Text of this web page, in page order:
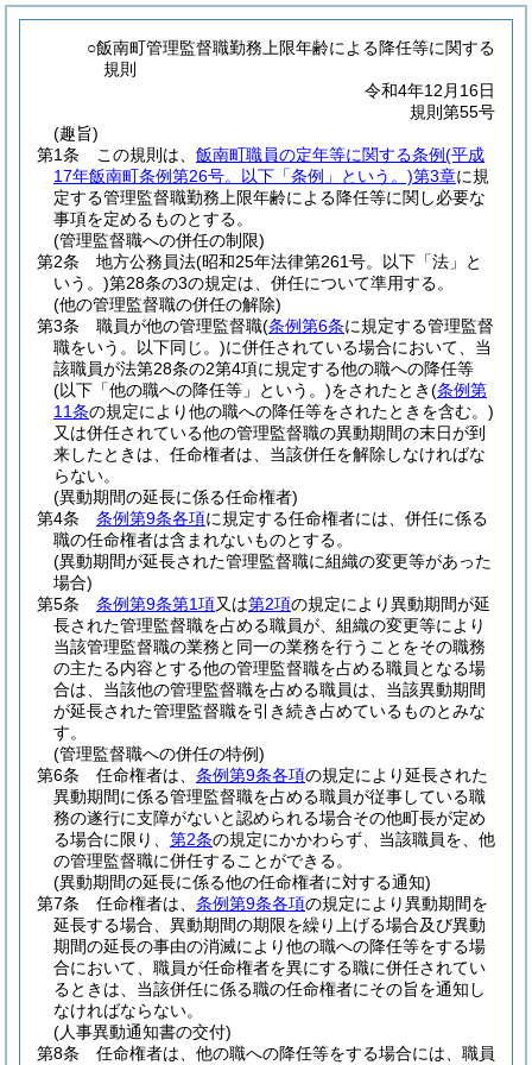
○飯南町管理監督職勤務上限年齢による降任等に関する
規則
令和4年12月16日
規則第55号
(趣旨)
第1条
この規則は、 飯南町職員の定年等に関する条例(平成
17年飯南町条例第26号。以下「条例」という。)第3章に規
定する管理監督職勤務上限年齢による降任等に関し必要な
事項を定めるものとする。
(管理監督職への併任の制限)
第2条
地方公務員法(昭和25年法律第261号。以下「法」と
いう。)第28条の3の規定は、併任について準用する。
(他の管理監督職の併任の解除)
第3条
職員が他の管理監督職(条例第6条に規定する管理監督
職をいう。以下同じ。)に併任されている場合において、当
該職員が法第28条の2第4項に規定する他の職への降任等
(以下「他の職への降任等」という。)をされたとき(条例第
11条の規定により他の職への降任等をされたときを含む。)
又は併任されている他の管理監督職の異動期間の末日が到
来したときは、任命権者は、当該併任を解除しなければな
らない。
(異動期間の延長に係る任命権者)
第4条
条例第9条各項に規定する任命権者には、併任に係る
職の任命権者は含まれないものとする。
(異動期間が延長された管理監督職に組織の変更等があった
場合)
第5条
条例第9条第1項又は第2項の規定により異動期間が延
長された管理監督職を占める職員が、組織の変更等により
当該管理監督職の業務と同一の業務を行うことをその職務
の主たる内容とする他の管理監督職を占める職員となる場
合は、当該他の管理監督職を占める職員は、当該異動期間
が延長された管理監督職を引き続き占めているものとみな
す。
(管理監督職への併任の特例)
第6条
任命権者は、 条例第9条各項の規定により延長された
異動期間に係る管理監督職を占める職員が従事している職
務の遂行に支障がないと認められる場合その他町長が定め
る場合に限り、 第2条の規定にかかわらず、当該職員を、他
の管理監督職に併任することができる。
(異動期間の延長に係る他の任命権者に対する通知)
第7条
任命権者は、 条例第9条各項の規定により異動期間を
延長する場合、異動期間の期限を繰り上げる場合及び異動
期間の延長の事由の消滅により他の職への降任等をする場
合において、職員が任命権者を異にする職に併任されてい
るときは、当該併任に係る職の任命権者にその旨を通知し
なければならない。
(人事異動通知書の交付)
第8条
任命権者は、他の職への降任等をする場合には、職員